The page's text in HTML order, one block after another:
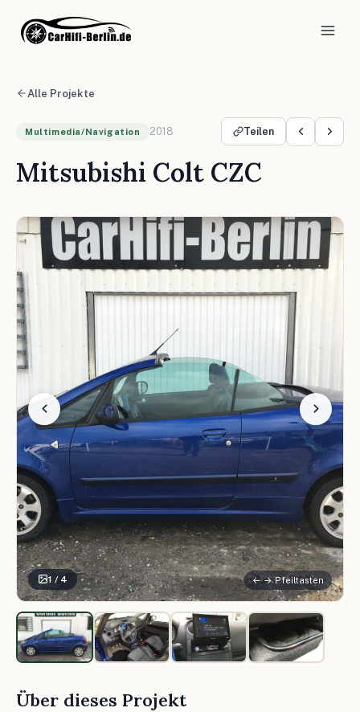
Alle Projekte
Multimedia/Navigation 2018 Teilen
Mitsubishi Colt CZC
1 / 4 ← → Pfeiltasten
Über dieses Projekt